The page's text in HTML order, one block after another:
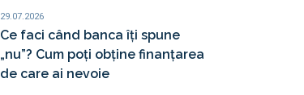
29.07.2026
Ce faci când banca îți spune
„nu”? Cum poți obține finanțarea
de care ai nevoie